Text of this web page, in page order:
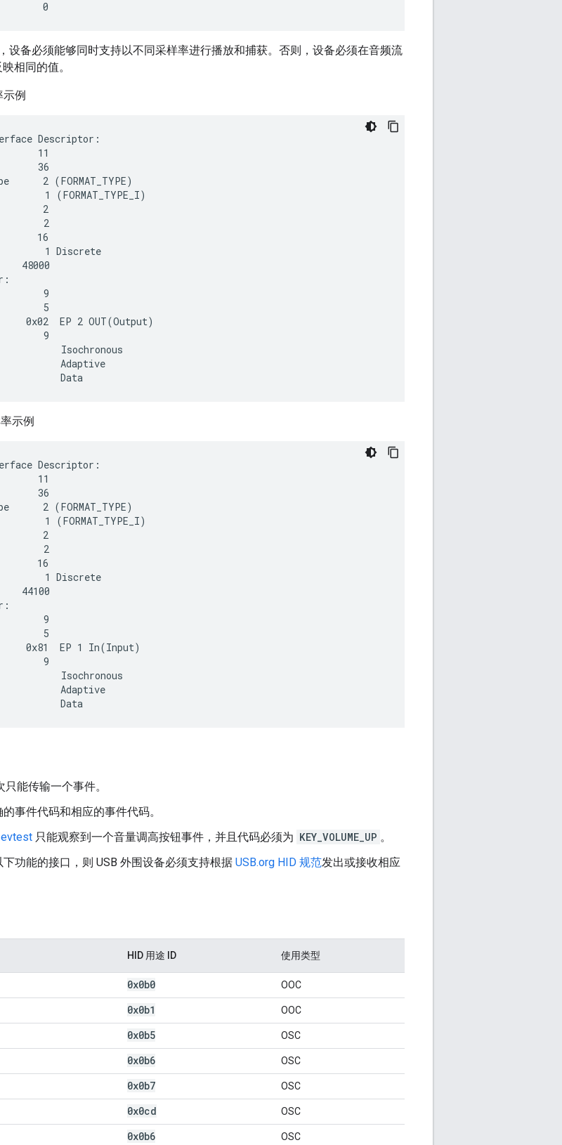
设备必须能够同时支持以不同采样率进行播放和捕获。否则，设备必须在音频流
相同的值。
示例
Descriptor:
11
36
2 (FORMAT_TYPE)
1 (FORMAT_TYPE_I)
2
2
16
1 Discrete
48000
9
5
0x02  EP 2 OUT(Output)
9
Isochronous
Adaptive
示例
Descriptor:
11
36
2 (FORMAT_TYPE)
1 (FORMAT_TYPE_I)
2
2
16
1 Discrete
44100
9
5
0x81  EP 1 In(Input)
9
Isochronous
Adaptive
能传输一个事件。
事件代码和相应的事件代码。
evtest 只能观察到一个音量调高按钮事件，并且代码必须为 KEY_VOLUME_UP 。
功能的接口，则 USB 外围设备必须支持根据 USB.org HID 规范发出或接收相应
HID 用途 ID 使用类型
0x0b0 OOC
0x0b1 OOC
0x0b5 OSC
0x0b6 OSC
0x0b7 OSC
0x0cd OSC
0x0b6 OSC